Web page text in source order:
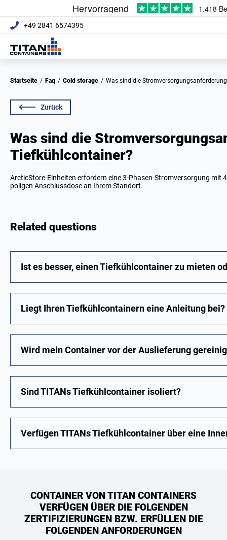
+49 2841 6574395
Startseite / Faq / Cold storage / Was sind die
Zurück
Was sind die
Tiefkühlcontainer?
ArcticStore-Einheiten erfordern eine 3-Phasen-Stromversorgung mit
poligen Anschlussdose an Ihrem Standort.
Related questions
Ist es besser, einen Tiefkühlcontainer zu mieten
Liegt Ihren Tiefkühlcontainern eine Anleitung bei?
Wird mein Container vor der Auslieferung
Sind TITANs Tiefkühlcontainer isoliert?
Verfügen TITANs Tiefkühlcontainer über eine
CONTAINER VON TITAN CONTAINERS
VERFÜGEN ÜBER DIE FOLGENDEN
ZERTIFIZIERUNGEN BZW. ERFÜLLEN DIE
FOLGENDEN ANFORDERUNGEN